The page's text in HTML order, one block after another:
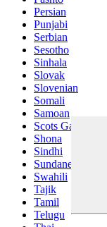
Persian
Punjabi
Serbian
Sesotho
Sinhala
Slovak
Slovenian
Somali
Samoan
Scots Gaelic
Shona
Sindhi
Sundanese
Swahili
Tajik
Tamil
Telugu